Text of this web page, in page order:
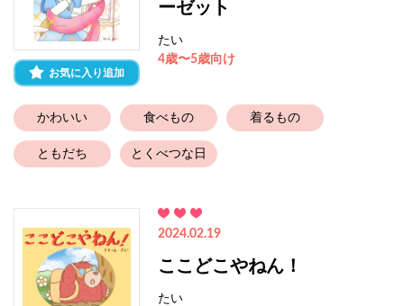
お気に入り追加
ーゼット
たい
4歳〜5歳向け
かわいい 食べもの 着るもの
ともだち とくべつな日
2024.02.19
ここどこやねん！
たい